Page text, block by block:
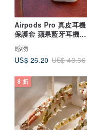
Airpods Pro 真皮耳機
保護套 蘋果藍牙耳機殼
Mini劍橋包掛飾頸掛
感物
US$ 26.20 US$ 43.66
8 折